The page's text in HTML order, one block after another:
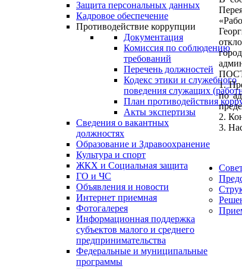
Защита персональных данных
Кадровое обеспечение
Противодействие коррупции
Документация
Комиссия по соблюдению
требований
Перечень должностей
Кодекс этики и служебного
поведения служащих
План противодействия
Акты экспертизы
Сведения о вакантных
должностях
Образование и Здравоохранение
Культура и спорт
ЖКХ и Социальная защита
ГО и ЧС
Объявления и новости
Интернет приемная
Фотогалерея
Информационная поддержка
субъектов малого и среднего
предпринимательства
Федеральные и муниципальные
программы
1.
по
2.
3.